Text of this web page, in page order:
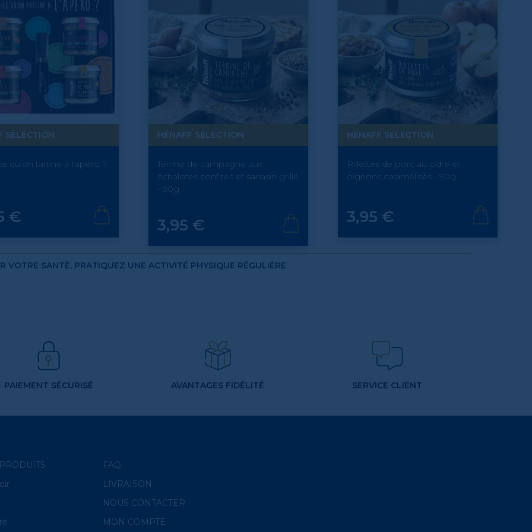
SÉLECTION
qu'on tartine à l'apéro ?
€
HÉNAFF SÉLECTION
Terrine de campagne aux
échalotes confites et sarrasin grillé
- 90g
Prix
3,95 €
HÉNAFF SÉLECTION
Rillettes de porc au cidre et
oignons caramélisés - 90g
Prix
3,95 €
VOTRE SANTÉ, PRATIQUEZ UNE ACTIVITÉ PHYSIQUE RÉGULIÈRE
PAIEMENT SÉCURISÉ AVANTAGES FIDÉLITÉ SERVICE CLIENT
FAQ
LIVRAISON
NOUS CONTACTER
MON COMPTE